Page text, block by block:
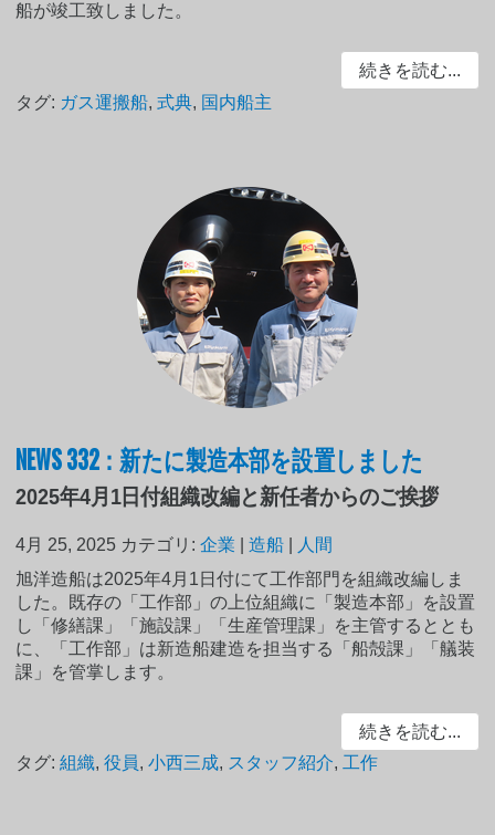
船が竣工致しました。
続きを読む...
タグ: ガス運搬船,式典, 国内船主
NEWS 332：新たに製造本部を設置しました
2025年4月1日付組織改編と新任者からのご挨拶
4月 25, 2025 カテゴリ:企業 |造船
人間
旭洋造船は2025年4月1日付にて工作部門を組織改編しま
した。既存の「工作部」の上位組織に「製造本部」を設置
し「修繕課」「施設課」「生産管理課」を主管するととも
に、「工作部」は新造船建造を担当する「船殻課」「艤装
課」を管掌します。
続きを読む...
タグ:組織,役員,小西三成, スタッフ紹介, 工作